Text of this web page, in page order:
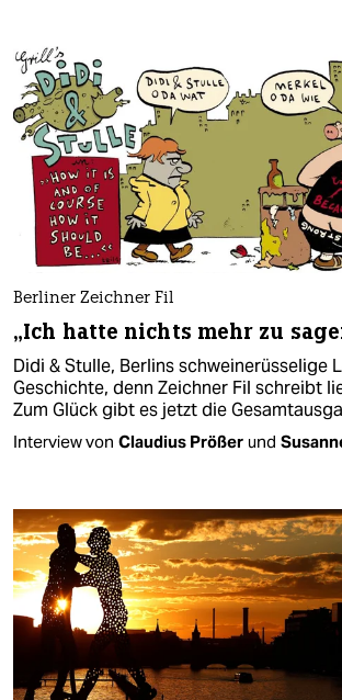
Berliner Zeichner Fil
„Ich hatte nichts mehr zu
Didi & Stulle, Berlins schweinerüsselige
Geschichte, denn Zeichner Fil schreibt
Zum Glück gibt es jetzt die
Interview von Claudius Prößer und